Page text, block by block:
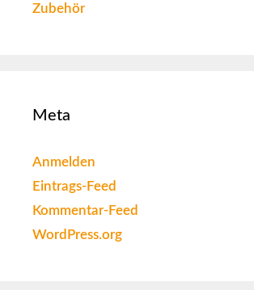
Zubehör
Meta
Anmelden
Eintrags-Feed
Kommentar-Feed
WordPress.org